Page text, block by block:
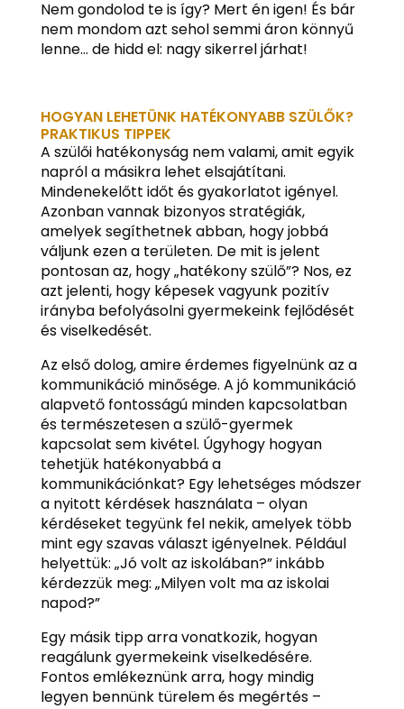
Nem gondolod te is így? Mert én igen! És bár
nem mondom azt sehol semmi áron könnyű
lenne… de hidd el: nagy sikerrel járhat!
HOGYAN LEHETÜNK HATÉKONYABB SZÜLŐK?
PRAKTIKUS TIPPEK
A szülői hatékonyság nem valami, amit egyik
napról a másikra lehet elsajátítani.
Mindenekelőtt időt és gyakorlatot igényel.
Azonban vannak bizonyos stratégiák,
amelyek segíthetnek abban, hogy jobbá
váljunk ezen a területen. De mit is jelent
pontosan az, hogy „hatékony szülő”? Nos, ez
azt jelenti, hogy képesek vagyunk pozitív
irányba befolyásolni gyermekeink fejlődését
és viselkedését.
Az első dolog, amire érdemes figyelnünk az a
kommunikáció minősége. A jó kommunikáció
alapvető fontosságú minden kapcsolatban
és természetesen a szülő-gyermek
kapcsolat sem kivétel. Úgyhogy hogyan
tehetjük hatékonyabbá a
kommunikációnkat? Egy lehetséges módszer
a nyitott kérdések használata – olyan
kérdéseket tegyünk fel nekik, amelyek több
mint egy szavas választ igényelnek. Például
helyettük: „Jó volt az iskolában?” inkább
kérdezzük meg: „Milyen volt ma az iskolai
napod?”
Egy másik tipp arra vonatkozik, hogyan
reagálunk gyermekeink viselkedésére.
Fontos emlékeznünk arra, hogy mindig
legyen bennünk türelem és megértés –